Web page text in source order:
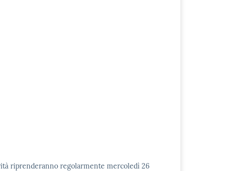
riprenderanno regolarmente mercoledì 26